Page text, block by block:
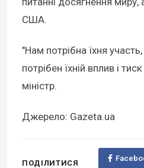
США.
"Нам потрібна їхня
потрібен їхній вплив і
міністр.
Джерело: Gazeta.ua
ПОДІЛИТИСЯ